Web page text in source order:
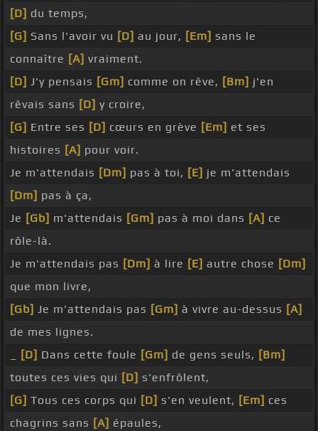
[D] du temps,
[G] Sans l'avoir vu [D] au jour, [Em] sans le
connaître [A] vraiment.
[D] J'y pensais [Gm] comme on rêve, [Bm] j'en
rêvais sans [D] y croire,
[G] Entre ses [D] cœurs en grève [Em] et ses
histoires [A] pour voir.
Je m'attendais [Dm] pas à toi, [E] je m'attendais
[Dm] pas à ça,
Je [Gb] m'attendais [Gm] pas à moi dans [A] ce
rôle-là.
Je m'attendais pas [Dm] à lire [E] autre chose [Dm]
que mon livre,
[Gb] Je m'attendais pas [Gm] à vivre au-dessus [A]
de mes lignes.
[D] Dans cette foule [Gm] de gens seuls, [Bm]
toutes ces vies qui [D] s'enfrôlent,
[G] Tous ces corps qui [D] s'en veulent, [Em] ces
chagrins sans [A] épaules,